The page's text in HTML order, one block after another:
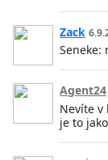
Zack
Seneke:
Agent24
Nevíte v
je to